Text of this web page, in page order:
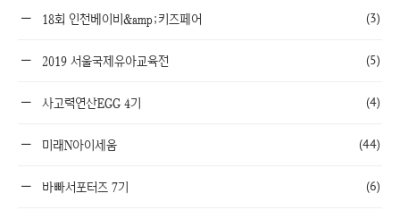
18회 인천베이비&amp;키즈페어 (3)
2019 서울국제유아교육전 (5)
사고력연산EGG 4기 (4)
미래N아이세움 (44)
바빠서포터즈 7기 (6)